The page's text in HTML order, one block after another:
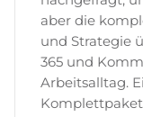
aber die
und Strategie
365 und
Arbeitsalltag.